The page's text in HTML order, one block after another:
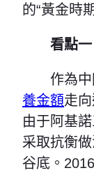
的“黃金時
看點一
作為中
養金額走
由于阿基
采取抗衡
谷底。